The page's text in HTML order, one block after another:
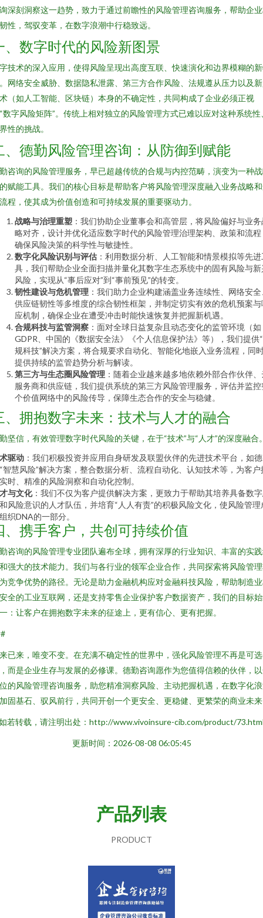
深刻洞察这一趋势，致力于通过前瞻性的风险管理咨询服务，帮助企
性，驾驭变革，在数字浪潮中行稳致远。
、数字时代的风险新图景
技术的深入应用，使得风险呈现出高度互联、快速演化和边界模糊的
网络安全威胁、数据隐私泄露、第三方合作风险、法规遵从压力以及
（如人工智能、区块链）本身的不确定性，共同构成了企业必须正视
数字风险矩阵”。传统上相对独立的风险管理方式已难以应对这种系统性
性的挑战。
、德勤风险管理咨询：从防御到赋能
咨询的风险管理服务，早已超越传统的合规与内控范畴，演变为一种
赋能工具。我们的核心目标是帮助客户将风险管理深度融入业务战略
程，使其成为价值创造和可持续发展的重要驱动力。
战略与治理重塑 ：我们协助企业董事会和高管层，将风险偏好与业务
略对齐，设计并优化适应数字时代的风险管理治理架构、政策和流程
确保风险决策的科学性与敏捷性。
数字化风险识别与评估 ：利用数据分析、人工智能和情景模拟等先
具，我们帮助企业全面扫描并量化其数字生态系统中的固有风险与新
风险，实现从“事后应对”到“事前预见”的转变。
韧性建设与危机管理 ：我们助力企业构建涵盖业务连续性、网络安
供应链韧性等多维度的综合韧性框架，并制定切实有效的危机预案与
应机制，确保企业在遭受冲击时能快速恢复并把握新机遇。
合规科技与监管洞察 ：面对全球日益复杂且动态变化的监管环境（如
GDPR、中国的《数据安全法》《个人信息保护法》等），我们提供
规科技”解决方案，将合规要求自动化、智能化地嵌入业务流程，同
提供持续的监管趋势分析与解读。
第三方与生态圈风险管理 ：随着企业越来越多地依赖外部合作伙伴
服务商和供应链，我们提供系统的第三方风险管理服务，评估并监控
个价值网络中的风险传导，保障生态合作的安全与稳健。
、拥抱数字未来：技术与人才的融合
坚信，有效管理数字时代风险的关键，在于“技术”与“人才”的深度融合
驱动 ：我们积极投资并应用自身研发及联盟伙伴的先进技术平台，如德
智慧风险”解决方案，整合数据分析、流程自动化、认知技术等，为客户
时、精准的风险洞察和自动化控制。
与文化：我们不仅为客户提供解决方案，更致力于帮助其培养具备数
风险意识的人才队伍，并培育“人人有责”的积极风险文化，使风险管理
织DNA的一部分。
、携手客户，共创可持续价值
咨询的风险管理专业团队遍布全球，拥有深厚的行业知识、丰富的实
强大的技术能力。我们与各行业的领军企业合作，共同探索将风险管
竞争优势的路径。无论是助力金融机构应对金融科技风险，帮助制造
全的工业互联网，还是支持零售企业保护客户数据资产，我们的目标
：让客户在拥抱数字未来的征途上，更有信心、更有把握。
已来，唯变不变。在充满不确定性的世界中，强化风险管理不再是可选
而是企业生存与发展的必修课。德勤咨询愿作为您值得信赖的伙伴，
的风险管理咨询服务，助您精准洞察风险、主动把握机遇，在数字化
固基石、驭风前行，共同开创一个更安全、更稳健、更繁荣的商业未
若转载，请注明出处：http://www.vivoinsure-cib.com/product/
更新时间：2026-08-08 06:05:45
产品列表
PRODUCT